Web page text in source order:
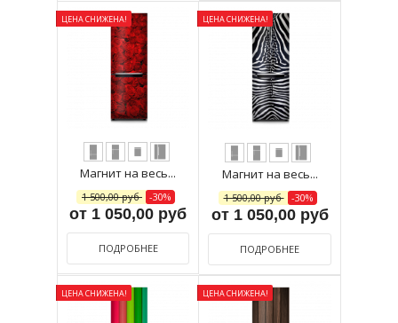
ЦЕНА СНИЖЕНА!
Магнит на весь...
1 500,00 руб -30%
от 1 050,00 руб
ПОДРОБНЕЕ
ЦЕНА СНИЖЕНА!
Магнит на весь...
1 500,00 руб -30%
от 1 050,00 руб
ПОДРОБНЕЕ
ЦЕНА СНИЖЕНА! ЦЕНА СНИЖЕНА!